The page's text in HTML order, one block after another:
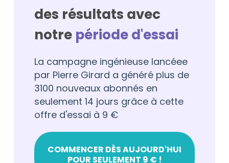
des résultats avec
notre période d'essai
La campagne ingénieuse lancéee
par Pierre Girard a généré plus de
3100 nouveaux abonnés en
seulement 14 jours grâce à cette
offre d'essai à 9 €
COMMENCER DÈS AUJOURD'HUI
POUR SEULEMENT 9 € !